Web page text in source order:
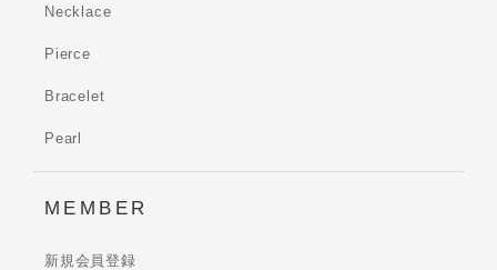
Necklace
Pierce
Bracelet
Pearl
MEMBER
新規会員登録